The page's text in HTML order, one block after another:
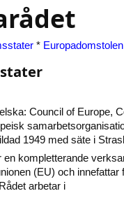
* Europadomstolen
Council of Europe,
1949 med säte i
en kompletterande
(EU) och innefattar
arbetar i